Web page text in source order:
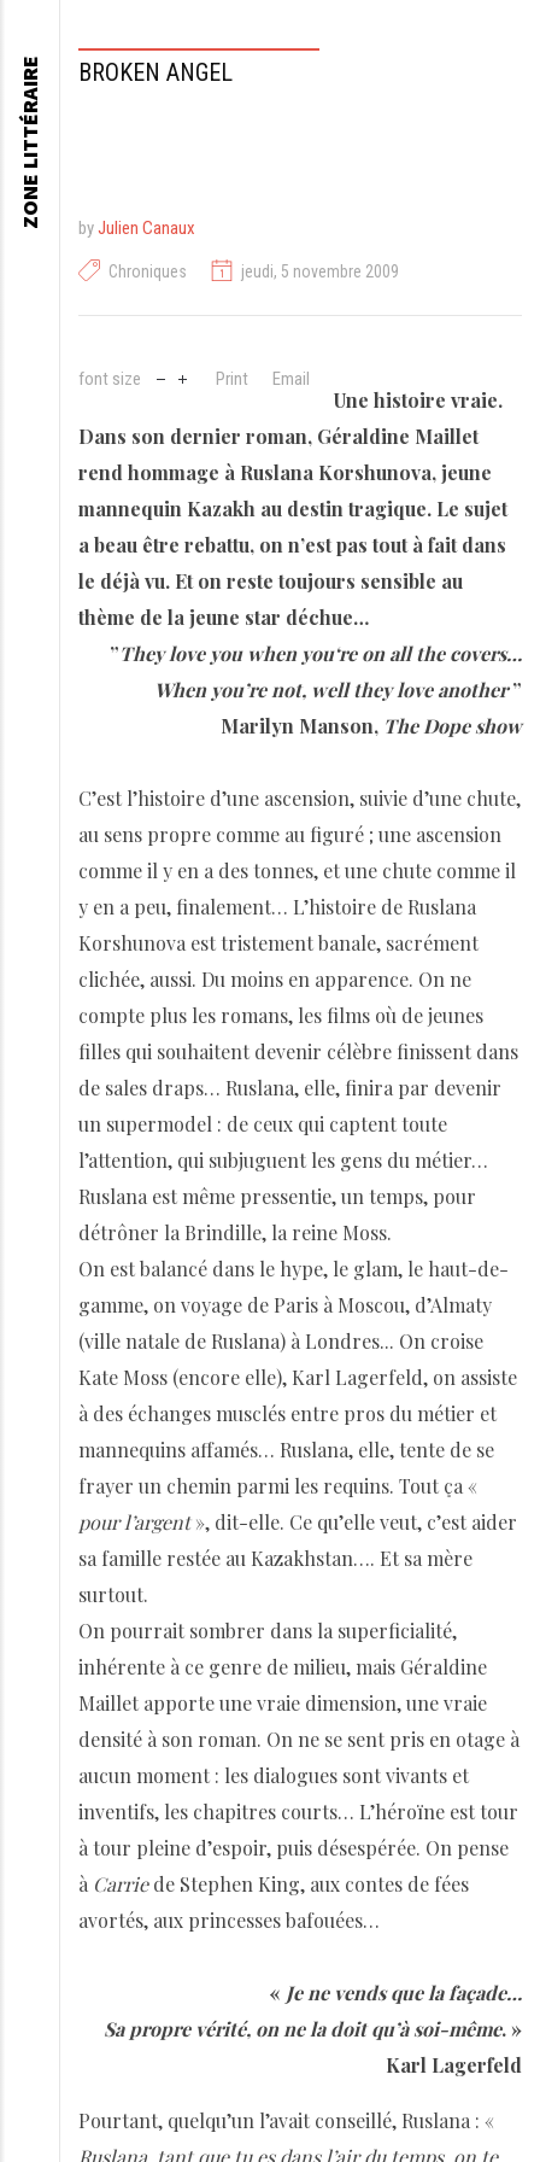
BROKEN ANGEL
byJulien Canaux
Chroniques jeudi, 5 novembre 2009
font size Print Email
Une histoire vraie.
Dans son dernier roman, Géraldine Maillet
rend hommage à Ruslana Korshunova, jeune
mannequin Kazakh au destin tragique. Le sujet
a beau être rebattu, on n’est pas tout à fait dans
le déjà vu. Et on reste toujours sensible au
thème de la jeune star déchue…
”They love you when you‘re on all the covers…
When you’re not, well they love another”
Marilyn Manson, The Dope show
C’est l’histoire d’une ascension, suivie d’une chute,
au sens propre comme au figuré ; une ascension
comme il y en a des tonnes, et une chute comme il
y en a peu, finalement… L’histoire de Ruslana
Korshunova est tristement banale, sacrément
clichée, aussi. Du moins en apparence. On ne
compte plus les romans, les films où de jeunes
filles qui souhaitent devenir célèbre finissent dans
de sales draps… Ruslana, elle, finira par devenir
un supermodel : de ceux qui captent toute
l’attention, qui subjuguent les gens du métier…
Ruslana est même pressentie, un temps, pour
détrôner la Brindille, la reine Moss.
On est balancé dans le hype, le glam, le haut-de-
gamme, on voyage de Paris à Moscou, d’Almaty
(ville natale de Ruslana) à Londres... On croise
Kate Moss (encore elle), Karl Lagerfeld, on assiste
à des échanges musclés entre pros du métier et
mannequins affamés… Ruslana, elle, tente de se
frayer un chemin parmi les requins. Tout ça «
pour l’argent», dit-elle. Ce qu’elle veut, c’est aider
sa famille restée au Kazakhstan…. Et sa mère
surtout.
On pourrait sombrer dans la superficialité,
inhérente à ce genre de milieu, mais Géraldine
Maillet apporte une vraie dimension, une vraie
densité à son roman. On ne se sent pris en otage à
aucun moment : les dialogues sont vivants et
inventifs, les chapitres courts… L’héroïne est tour
à tour pleine d’espoir, puis désespérée. On pense
à Carriede Stephen King, aux contes de fées
avortés, aux princesses bafouées…
« Je ne vends que la façade…
Sa propre vérité, on ne la doit qu’à soi-même. »
Karl Lagerfeld
Pourtant, quelqu’un l’avait conseillé, Ruslana : «
Ruslana, tant que tu es dans l’air du temps, on te
ZONE LITTÉRAIRE